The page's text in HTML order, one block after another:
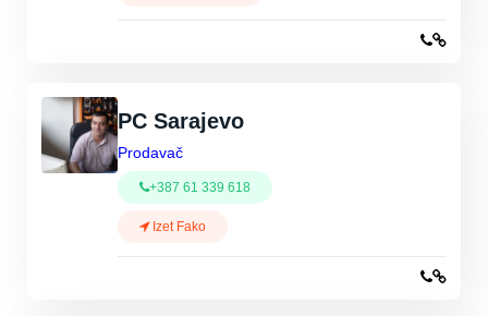
PC Sarajevo
Prodavač
+387 61 339 618
Izet Fako